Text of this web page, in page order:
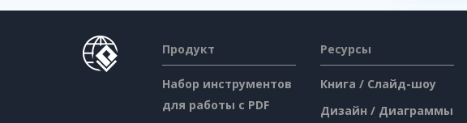
Продукт
Набор инструментов
для работы с PDF
Ресурсы
Книга / Слайд-шоу
Дизайн / Диаграммы